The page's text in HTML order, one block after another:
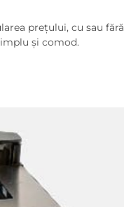
prețului, cu sau fără
și comod.